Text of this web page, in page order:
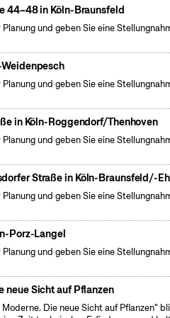
44–48 in Köln-Braunsfeld
und geben Sie eine
und geben Sie eine
in Köln-Roggendorf/Thenhoven
und geben Sie eine
Straße in Köln-Braunsfeld/-
und geben Sie eine
Porz-Langel
und geben Sie eine
neue Sicht auf Pflanzen
Die neue Sicht auf Pflanzen"